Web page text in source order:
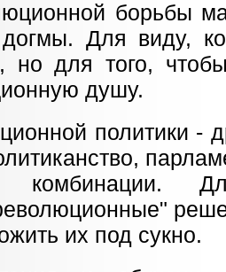
борьбы
Для виду,
но для того,
душу.
политики -
комбинации.
их под сукно.